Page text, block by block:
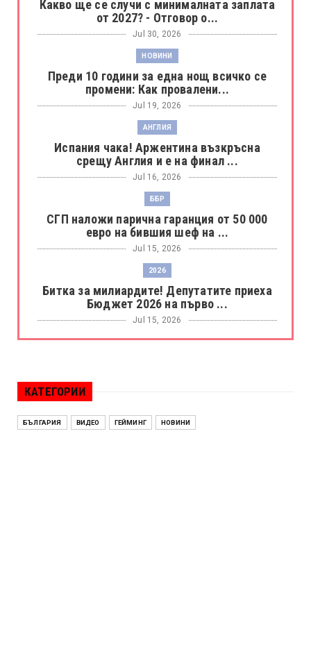
Какво ще се случи с минималната заплата
от 2027? - Отговор о...
Jul 30, 2026
НОВИНИ
Преди 10 години за една нощ всичко се
промени: Как провалени...
Jul 19, 2026
АНГЛИЯ
Испания чака! Аржентина възкръсна
срещу Англия и е на финал ...
Jul 16, 2026
ББР
СГП наложи парична гаранция от 50 000
евро на бившия шеф на ...
Jul 15, 2026
2026
Битка за милиардите! Депутатите приеха
Бюджет 2026 на първо ...
Jul 15, 2026
БОРАЦ
Без милост! Испания пречупи Франция и е
КАТЕГОРИИ
БЪЛГАРИЯ ВИДЕО ГЕЙМИНГ НОВИНИ